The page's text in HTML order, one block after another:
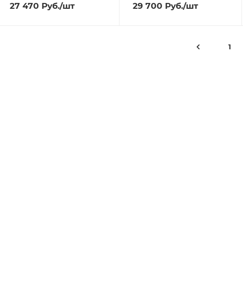
27 470 Руб./шт 29 700 Руб./шт
1